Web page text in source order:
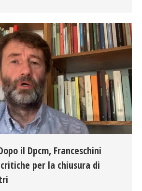
il Dpcm, Franceschini
per la chiusura di